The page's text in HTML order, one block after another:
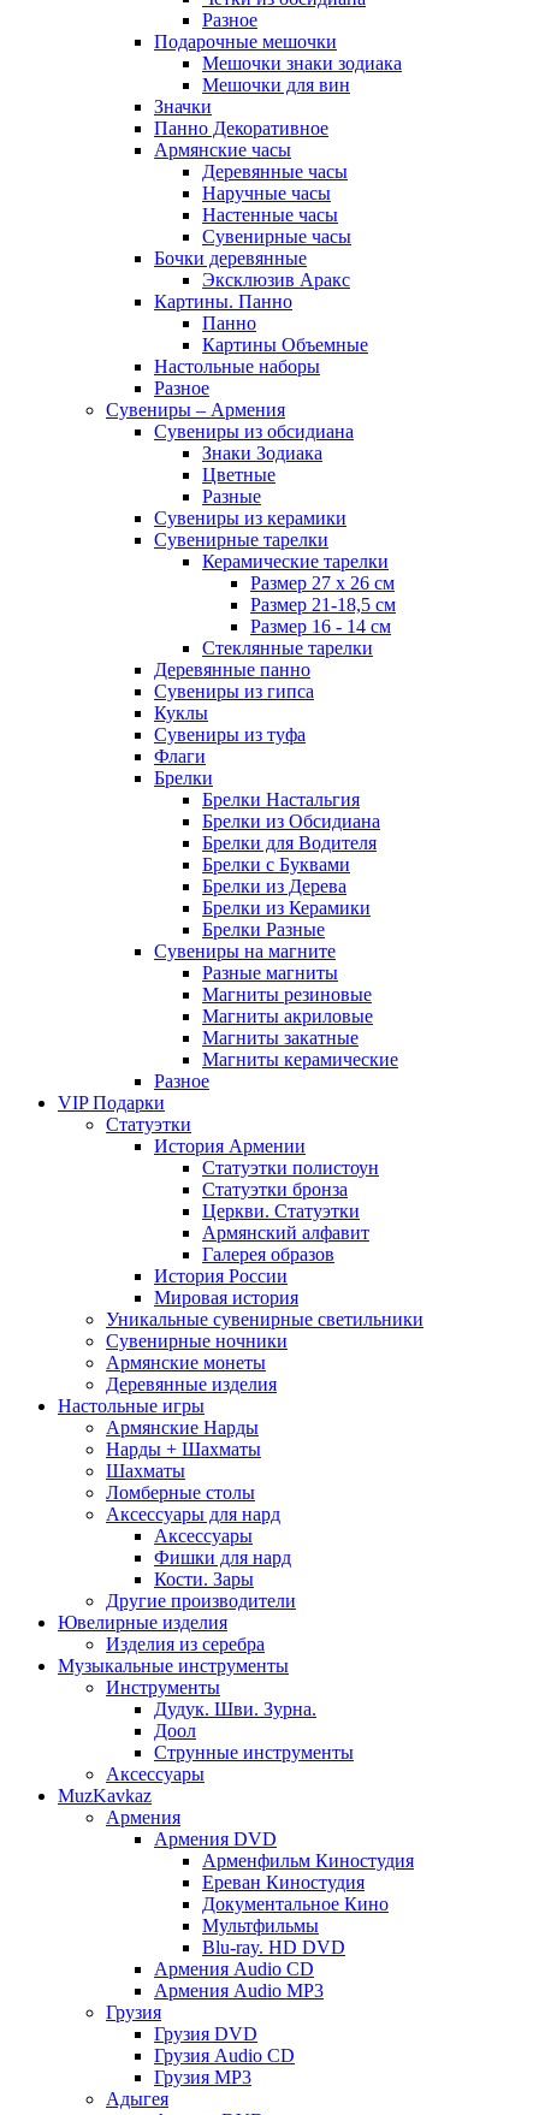
Разное
Подарочные мешочки
Мешочки знаки зодиака
Мешочки для вин
Значки
Панно Декоративное
Армянские часы
Деревянные часы
Наручные часы
Настенные часы
Сувенирные часы
Бочки деревянные
Эксклюзив Аракс
Картины. Панно
Панно
Картины Объемные
Настольные наборы
Разное
Сувениры – Армения
Сувениры из обсидиана
Знаки Зодиака
Цветные
Разные
Сувениры из керамики
Сувенирные тарелки
Керамические тарелки
Размер 27 х 26 см
Размер 21-18,5 см
Размер 16 - 14 см
Стеклянные тарелки
Деревянные панно
Сувениры из гипса
Куклы
Сувениры из туфа
Флаги
Брелки
Брелки Настальгия
Брелки из Обсидиана
Брелки для Водителя
Брелки с Буквами
Брелки из Дерева
Брелки из Керамики
Брелки Разные
Сувениры на магните
Разные магниты
Магниты резиновые
Магниты акриловые
Магниты закатные
Магниты керамические
Разное
VIP Подарки
Статуэтки
История Армении
Статуэтки полистоун
Статуэтки бронза
Церкви. Статуэтки
Армянский алфавит
Галерея образов
История России
Мировая история
Уникальные сувенирные светильники
Сувенирные ночники
Армянские монеты
Деревянные изделия
Настольные игры
Армянские Нарды
Нарды + Шахматы
Шахматы
Ломберные столы
Аксессуары для нард
Аксессуары
Фишки для нард
Кости. Зары
Другие производители
Ювелирные изделия
Изделия из серебра
Музыкальные инструменты
Инструменты
Дудук. Шви. Зурна.
Доол
Струнные инструменты
Аксессуары
MuzKavkaz
Армения
Армения DVD
Арменфильм Киностудия
Ереван Киностудия
Документальное Кино
Мультфильмы
Blu-ray. HD DVD
Армения Audio CD
Армения Audio MP3
Грузия
Грузия DVD
Грузия Audio CD
Грузия MP3
Адыгея